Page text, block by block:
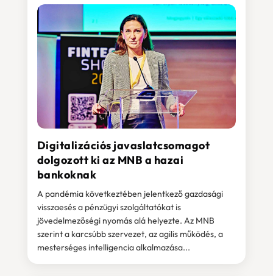
Digitalizációs javaslatcsomagot
dolgozott ki az MNB a hazai
bankoknak
A pandémia következtében jelentkező gazdasági
visszaesés a pénzügyi szolgáltatókat is
jövedelmezőségi nyomás alá helyezte. Az MNB
szerint a karcsúbb szervezet, az agilis működés, a
mesterséges intelligencia alkalmazása...